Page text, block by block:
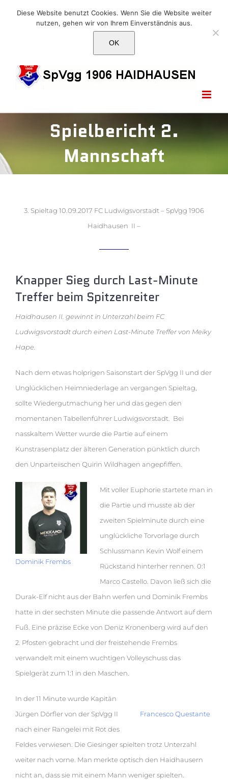
E-Mail: info@1906haidhausen.de
FacebookInstagram
E-
Spielbericht 2.
Mannschaft
3. Spieltag 10.09.2017 FC Ludwigsvorstadt – SpVgg 1906
Haidhausen II –
Knapper Sieg durch Last-Minute
Treffer beim Spitzenreiter
Haidhausen II. gewinnt in Unterzahl beim FC
Ludwigsvorstadt durch einen Last-Minute Treffer von Meiky
Hape.
Nach dem etwas holprigen Saisonstart der SpVgg II und der
Unglücklichen Heimniederlage an vergangen Spieltag,
sollte Wiedergutmachung her und das gegen den
momentanen Tabellenführer Ludwigsvorstadt. Bei
nasskaltem Wetter wurde die Partie auf einem
Kunstrasenplatz der älteren Generation pünktlich durch
den Unparteiischen Quirin Wildhagen angepfiffen.
Dominik Frembs
Mit voller Euphorie startete man in
die Partie und musste ab der
zweiten Spielminute durch eine
unglückliche Torvorlage durch
Schlussmann Kevin Wolf einem
Rückstand hinterher rennen. 0:1
Marco Castello. Davon ließ sich die
Durak-Elf nicht aus der Bahn werfen und Dominik Frembs
hatte in der sechsten Minute die passende Antwort auf dem
Fuß. Eine präzise Ecke von Deniz Kronenberg wird auf den
2. Pfosten gebracht und der freistehende Frembs
verwandelt mit einem wuchtigen Volleyschuss das
Spielgerät zum 1:1 in den Maschen.
Francesco Questante
In der 11 Minute wurde Kapitän
Jürgen Dörfler von der SpVgg II
nach einer Rangelei mit Rot des
Feldes verwiesen. Die Giesinger spielten trotz Unterzahl
weiter nach vorne. Man merkte optisch den Haidhausern
nicht an, dass sie mit einem Mann weniger spielten.
Diese Website benutzt Cookies. Wenn Sie die Website weiter
nutzen, gehen wir von Ihrem Einverständnis aus.
OK